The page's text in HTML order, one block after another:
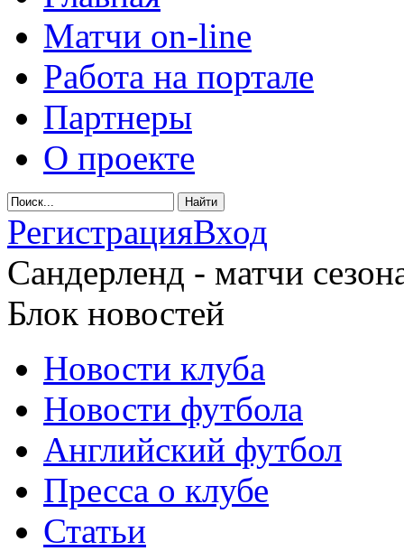
Матчи on-line
Работа на портале
Партнеры
О проекте
РегистрацияВход
Сандерленд - матчи
Блок новостей
Новости клуба
Новости футбола
Английский футбол
Пресса о клубе
Статьи